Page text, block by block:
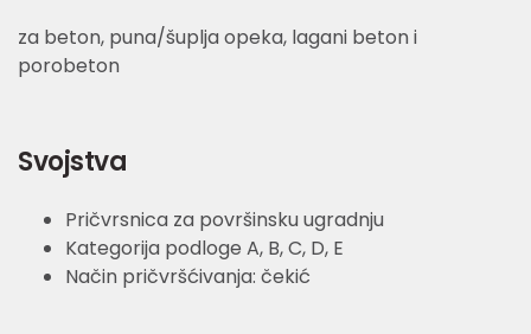
za beton, puna/šuplja opeka, lagani beton i
porobeton
Svojstva
Pričvrsnica za površinsku ugradnju
Kategorija podloge A, B, C, D, E
Način pričvršćivanja: čekić